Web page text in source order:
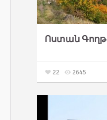
Ոստան Գողթ
22 2645